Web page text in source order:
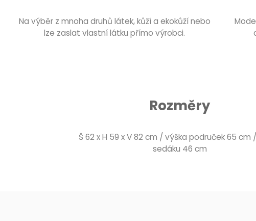
Na výběr z mnoha druhů látek, kůží a ekokůží nebo
lze zaslat vlastní látku přímo výrobci.
Rozměry
Š 62 x H 59 x V 82 cm / výška područek 65 cm
sedáku 46 cm